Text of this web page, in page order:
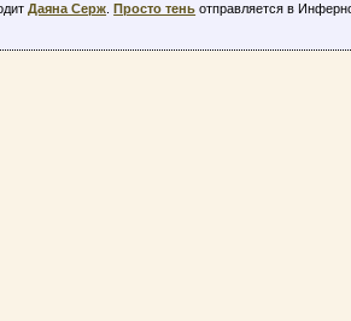
Даяна Серж .Просто тень отправляется в